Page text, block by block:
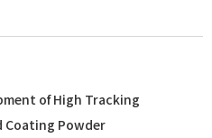
of High Tracking
Coating Powder